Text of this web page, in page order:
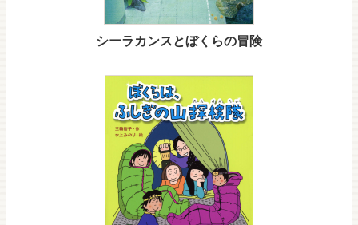
シーラカンスとぼくらの冒険